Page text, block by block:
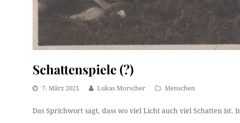
Schattenspiele (?)
7. März 2021 Lukas Morscher Menschen
Das Sprichwort sagt, dass wo viel Licht auch viel Schatten ist.